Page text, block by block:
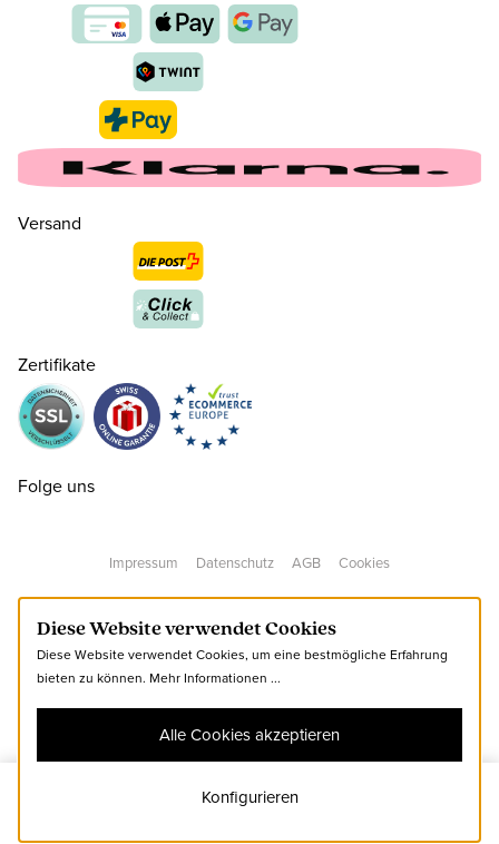
CHF 139.00
37.5 ( 4½ ) CHF 139.00
38 ( 5 ) CHF 139.00
39 ( 6 ) CHF 139.00
40 ( 6½ ) CHF 139.00
Zum Warenkorb hinzufügen
Versand
Zertifikate
Folge uns
Impressum Datenschutz AGB Cookies
Diese Website verwendet Cookies
Diese Website verwendet Cookies, um eine bestmögliche Erfahrung
bieten zu können. Mehr Informationen ...
Konfigurieren
Alle Cookies akzeptieren